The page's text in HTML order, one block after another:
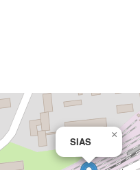
SIAS
×